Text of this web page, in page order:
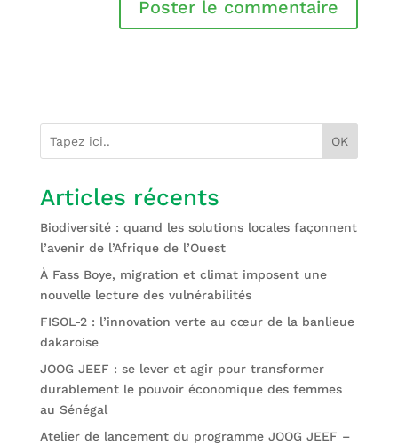
OK
Articles récents
Biodiversité : quand les solutions locales façonnent
l’avenir de l’Afrique de l’Ouest
À Fass Boye, migration et climat imposent une
nouvelle lecture des vulnérabilités
FISOL-2 : l’innovation verte au cœur de la banlieue
dakaroise
JOOG JEEF : se lever et agir pour transformer
durablement le pouvoir économique des femmes
au Sénégal
Atelier de lancement du programme JOOG JEEF –